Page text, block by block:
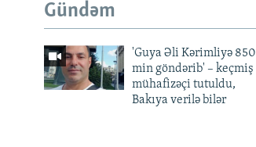
Gündəm
'Guya Əli Kərimliyə 850
min göndərib' – keçmiş
mühafizəçi tutuldu,
Bakıya verilə bilər